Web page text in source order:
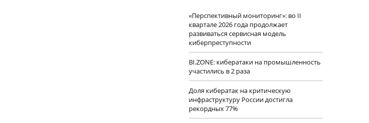
«Перспективный мониторинг»: во II
квартале 2026 года продолжает
развиваться сервисная модель
киберпреступности
BI.ZONE: кибератаки на промышленность
участились в 2 раза
Доля кибератак на критическую
инфраструктуру России достигла
рекордных 77%